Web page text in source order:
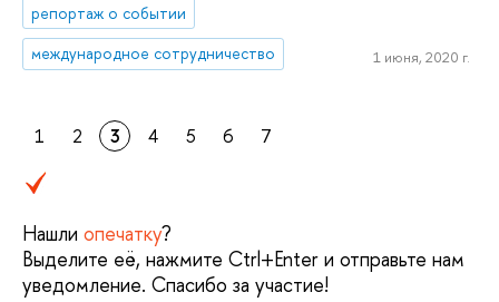
репортаж о событии
международное сотрудничество
1 июня, 2020 г.
1 2 3 4 5 6 7
Нашли опечатку?
Выделите её, нажмите Ctrl+Enter и отправьте нам
уведомление. Спасибо за участие!